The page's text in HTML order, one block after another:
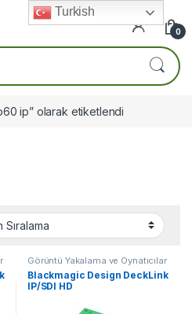
0
ip” olarak etiketlendi
Görüntü Yakalama ve Oynatıcılar
Blackmagic Design DeckLink
IP/SDI HD
Turkish